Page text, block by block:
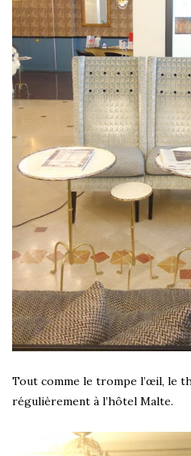
Tout comme le trompe l’œil, le
régulièrement à l’hôtel Malte.